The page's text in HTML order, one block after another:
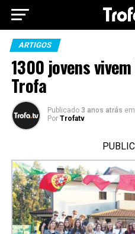
ARTIGOS
1300 jovens
Trofa
Publicado 3 anos atrás em
Por Trofatv